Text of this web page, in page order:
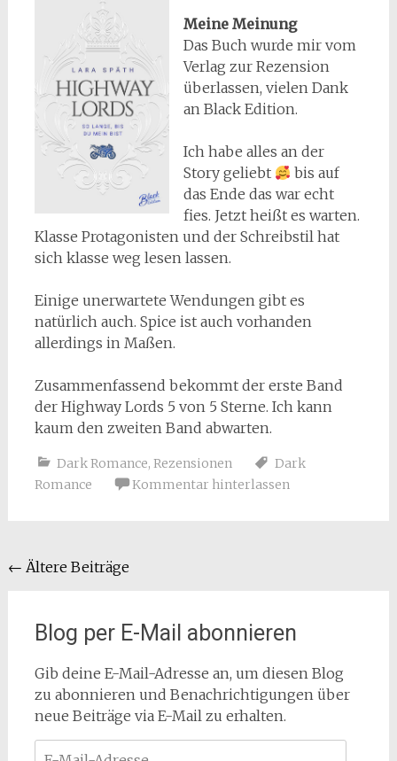
Meine Meinung
Das Buch wurde mir vom
Verlag zur Rezension
überlassen, vielen Dank
an Black Edition.
Ich habe alles an der
Story geliebt
bis auf
das Ende das war echt
fies. Jetzt heißt es warten.
Klasse Protagonisten und der Schreibstil hat
sich klasse weg lesen lassen.
Einige unerwartete Wendungen gibt es
natürlich auch. Spice ist auch vorhanden
allerdings in Maßen.
Zusammenfassend bekommt der erste Band
der Highway Lords 5 von 5 Sterne. Ich kann
kaum den zweiten Band abwarten.
Dark Romance, Rezensionen
Dark
Romance
Kommentar hinterlassen
Beitragsnavigation
← Ältere Beiträge
Blog per E-Mail abonnieren
Gib deine E-Mail-Adresse an, um diesen Blog
zu abonnieren und Benachrichtigungen über
neue Beiträge via E-Mail zu erhalten.